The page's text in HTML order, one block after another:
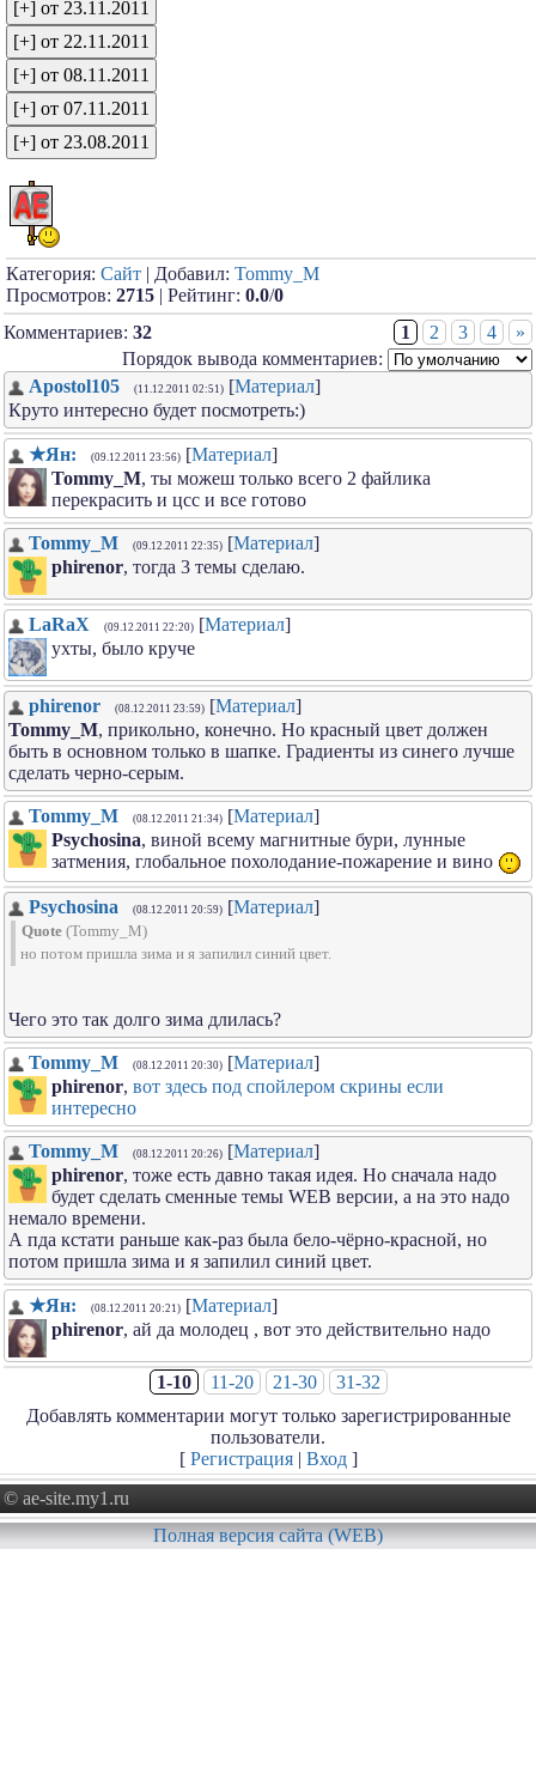
Категория: Сайт | Добавил: Tommy_M
Просмотров: 2715 | Рейтинг: 0.0/0
Комментариев: 32 1 2 3 4
»
Порядок вывода комментариев:
Apostol105
(11.12.2011 02:51) [Материал]
Круто интересно будет посмотреть:)
★Ян: (09.12.2011 23:56) [Материал]
Tommy_M, ты можеш только всего 2 файлика
перекрасить и цсс и все готово
Tommy_M (09.12.2011 22:35) [Материал]
phirenor, тогда 3 темы сделаю.
LaRaX (09.12.2011 22:20) [Материал]
ухты, было круче
phirenor (08.12.2011 23:59) [Материал]
Tommy_M, прикольно, конечно. Но красный цвет должен
быть в основном только в шапке. Градиенты из синего лучше
сделать черно-серым.
Tommy_M (08.12.2011 21:34) [Материал]
Psychosina, виной всему магнитные бури, лунные
затмения, глобальное похолодание-пожарение и вино
Psychosina (08.12.2011 20:59) [Материал]
Quote (Tommy_M)
но потом пришла зима и я запилил синий цвет.
Чего это так долго зима длилась?
Tommy_M (08.12.2011 20:30) [Материал]
phirenor, вот здесь под спойлером скрины если
интересно
Tommy_M (08.12.2011 20:26) [Материал]
phirenor, тоже есть давно такая идея. Но сначала надо
будет сделать сменные темы WEB версии, а на это надо
немало времени.
А пда кстати раньше как-раз была бело-чёрно-красной, но
потом пришла зима и я запилил синий цвет.
★Ян: (08.12.2011 20:21) [Материал]
phirenor, ай да молодец , вот это действительно надо
1-10 11-20 21-30
31-32
Добавлять комментарии могут только зарегистрированные
пользователи.
[ Регистрация| Вход]
© ae-site.my1.ru
Полная версия сайта (WEB)